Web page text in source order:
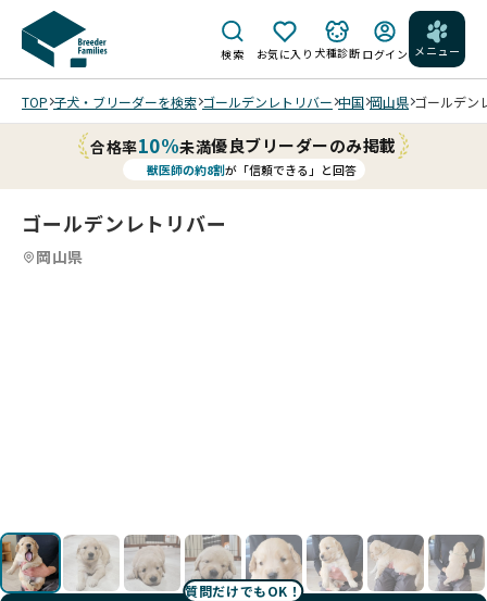
検索 お気に入り 犬種診断 ログイン メニュー
TOP 子犬・ブリーダーを検索 ゴールデンレトリバー 中国 岡山県 ゴールデン
合格率10%未満優良ブリーダーのみ掲載
獣医師の約8割が「信頼できる」と回答
ゴールデンレトリバー
岡山県
質問だけでもOK！